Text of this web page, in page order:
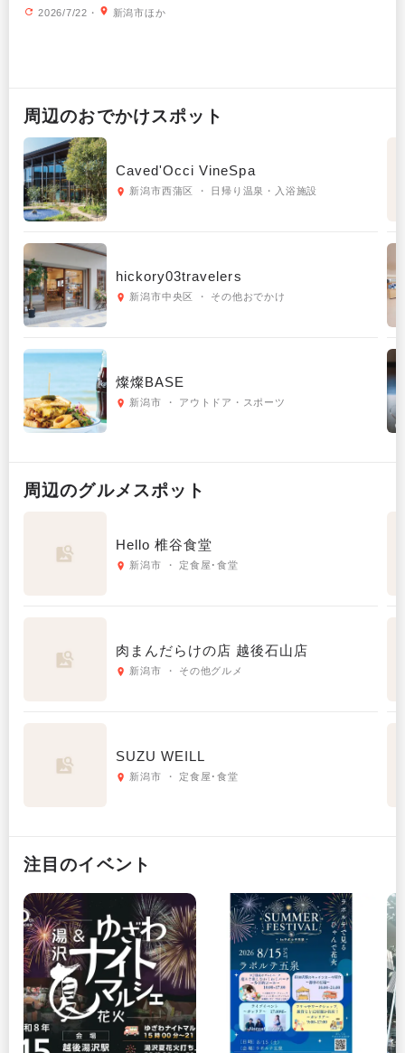
2026/7/22 ・ 新潟市ほか
周辺のおでかけスポット
Caved'Occi VineSpa
新潟市西蒲区 ・ 日帰り温泉・入浴施設
hickory03travelers
新潟市中央区 ・ その他おでかけ
燦燦BASE
新潟市 ・ アウトドア・スポーツ
周辺のグルメ スポット
Hello 椎谷食堂
新潟市 ・ 定食屋･食堂
肉まんだらけの店 越後石山店
新潟市 ・ その他グルメ
SUZU WEILL
新潟市 ・ 定食屋･食堂
注目のイベント